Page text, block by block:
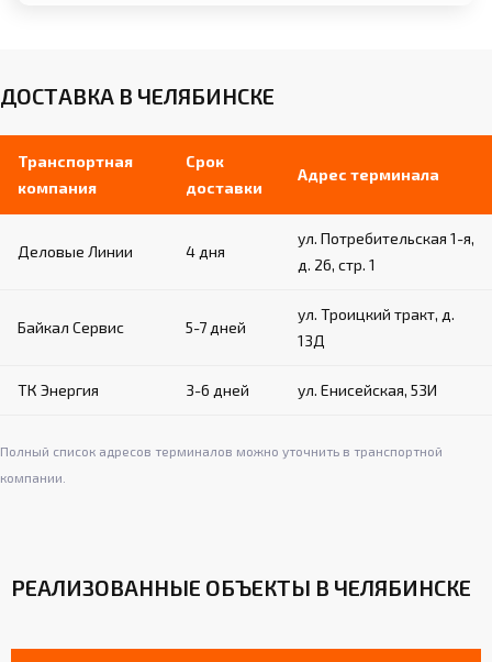
Регулировка высоты для идеальной
Нескользящие резиновые наконечники
для устойчивости и защиты напольного
покрытия
Крепление к полу:
Цепь закрепляется на крюке корпуса и
Обеспечивает надежную и безопасную
ДОСТАВКА В ЧЕЛЯБИНСКЕ
Транспортная
компания
Срок
доставки
Адрес терминала
Деловые Линии 4 дня
ул. Потребительская 1-я,
д. 26, стр. 1
Байкал Сервис 5-7 дней
ул. Троицкий тракт, д.
13Д
ТК Энергия 3-6 дней ул. Енисейская, 53И
Полный список адресов терминалов можно уточнить в транспортной
компании.
РЕАЛИЗОВАННЫЕ ОБЪЕКТЫ В ЧЕЛЯБИНСКЕ